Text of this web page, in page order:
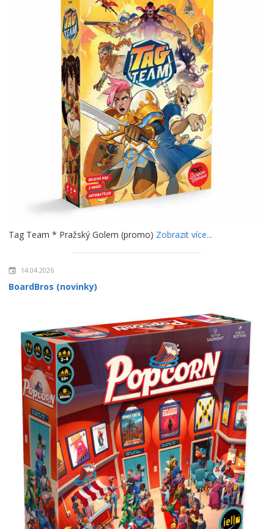
Tag Team * Pražský Golem (promo) Zobrazit více...
14.04.2026
BoardBros (novinky)